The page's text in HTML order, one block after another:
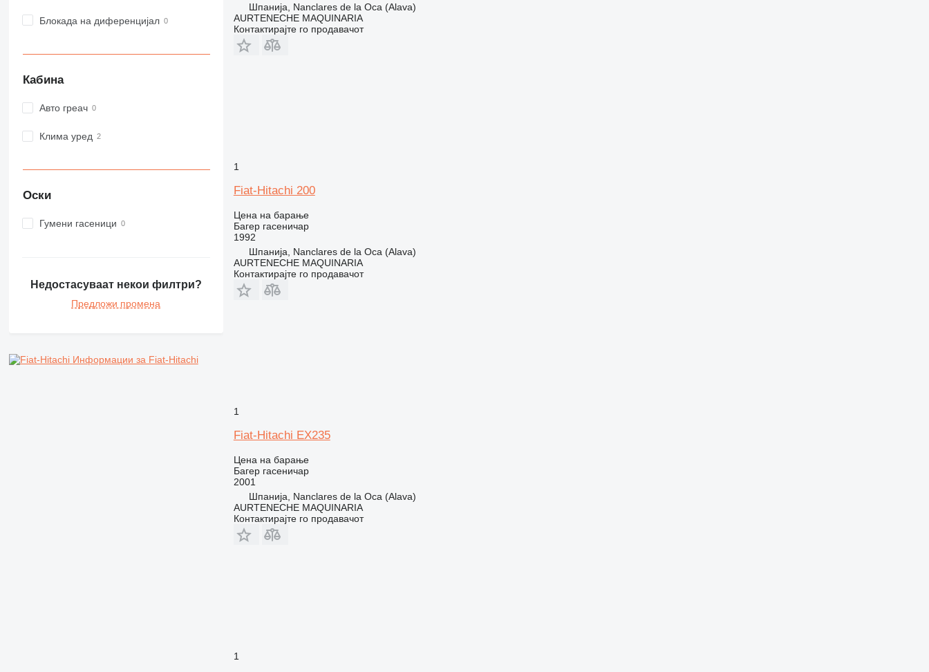
Блокада на диференцијал
Кабина
Авто греач
Клима уред
Оски
Гумени гасеници
Недостасуваат некои филтри?
Предложи промена
Информации за Fiat-Hitachi
Шпанија, Nanclares de la Oca (Alava)
AURTENECHE MAQUINARIA
Контактирајте го продавачот
1
Fiat-Hitachi 200
Цена на барање
Багер гасеничар
1992
Шпанија, Nanclares de la Oca (Alava)
AURTENECHE MAQUINARIA
Контактирајте го продавачот
1
Fiat-Hitachi EX235
Цена на барање
Багер гасеничар
2001
Шпанија, Nanclares de la Oca (Alava)
AURTENECHE MAQUINARIA
Контактирајте го продавачот
1